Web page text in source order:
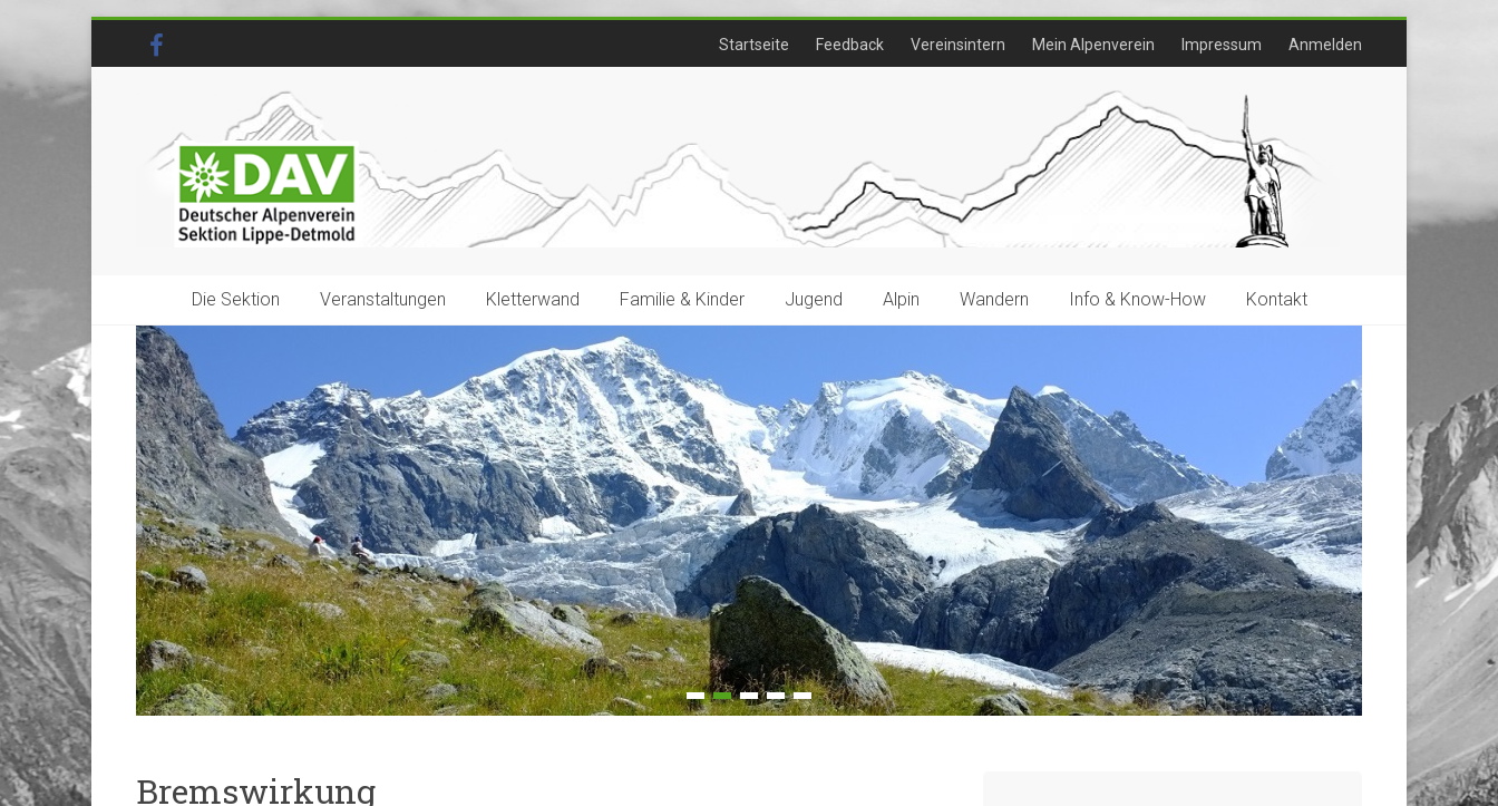
Startseite Feedback Vereinsintern Mein Alpenverein Impressum Anmelden
Die Sektion Veranstaltungen Kletterwand Familie & Kinder Jugend Alpin Wandern Info & Know-How Kontakt
Bremswirkung